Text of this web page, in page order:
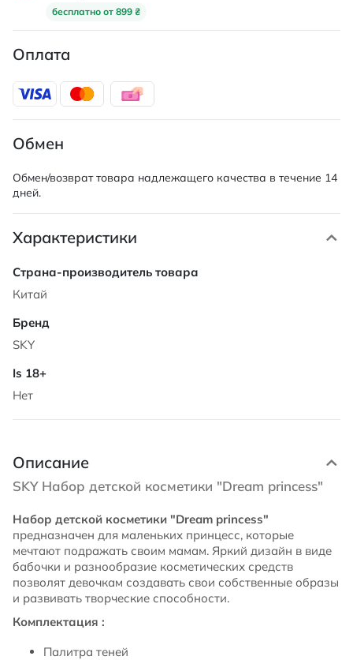
бесплатно от 899 ₴
Оплата
Обмен
Обмен/возврат товара надлежащего качества в течение 14
дней.
Характеристики
Характеристики
Китай
SKY
Нет
Описание
SKY Набор детской косметики "Dream princess"
Набор детской косметики "Dream princess"
предназначен для маленьких принцесс, которые
мечтают подражать своим мамам. Яркий дизайн в виде
бабочки и разнообразие косметических средств
позволят девочкам создавать свои собственные образы
и развивать творческие способности.
Комплектация :
Палитра теней